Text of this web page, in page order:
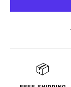
📦